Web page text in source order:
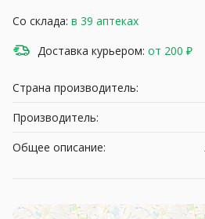
Со склада: в 39 аптеках
Доставка курьером: от 200 ₽
Страна производитель:
Производитель:
Общее описание: